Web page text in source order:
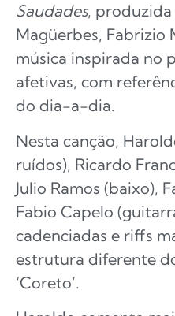
Saudades,
Magüerbes, Fabrizio
música inspirada no
afetivas, com
do dia-a-dia.
Nesta canção,
ruídos), Ricardo
Julio Ramos (baixo),
Fabio Capelo
cadenciadas e riffs
estrutura diferente
‘Coreto’.